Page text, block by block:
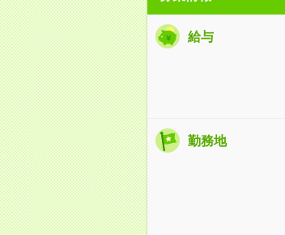
給与
勤務地